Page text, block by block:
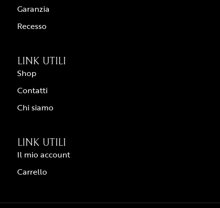
Garanzia
Recesso
LINK UTILI
Shop
Contatti
Chi siamo
LINK UTILI
Il mio account
Carrello